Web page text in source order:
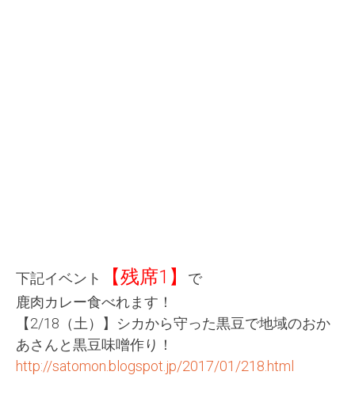
下記イベント 【残席1】
で
鹿肉カレー食べれます！
【2/18（土）】シカから守った黒豆で地域のおか
あさんと黒豆味噌作り！
http://satomon.blogspot.jp/2017/01/218.html